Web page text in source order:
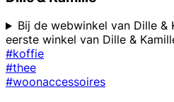
Bij de webwinkel van Dille &
eerste winkel van Dille &
#koffie
#thee
#woonaccessoires